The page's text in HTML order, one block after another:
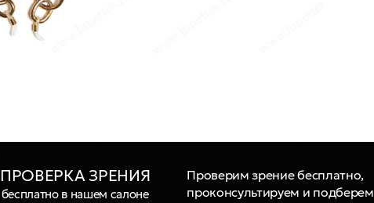
ПРОВЕРКА ЗРЕНИЯ
бесплатно в нашем салоне
Проверим зрение бесплатно,
проконсультируем и подберем